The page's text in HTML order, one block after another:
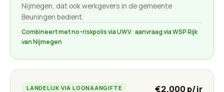
Nijmegen, dat ook werkgevers in de gemeente
Beuningen bedient.
Combineert met no-riskpolis via UWV · aanvraag via WSP Rijk
van Nijmegen
LANDELIJK VIA LOONAANGIFTE €2.000 p/jr